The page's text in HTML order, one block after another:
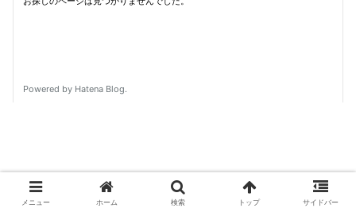
メニュー ホーム 検索 トップ サイドバー